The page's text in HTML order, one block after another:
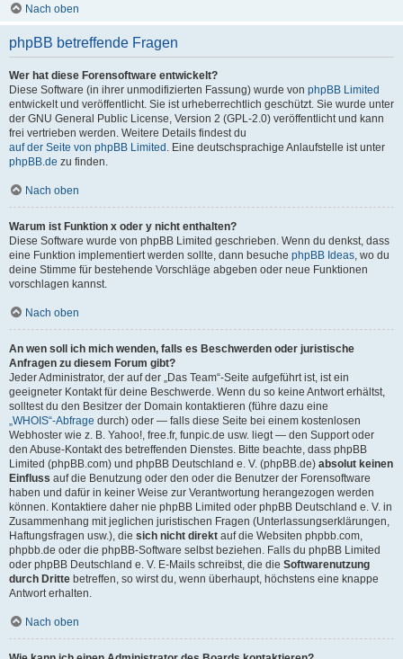
Nach oben
phpBB betreffende Fragen
Wer hat diese Forensoftware entwickelt?
Diese Software (in ihrer unmodifizierten Fassung) wurde von phpBB Limited
entwickelt und veröffentlicht. Sie ist urheberrechtlich geschützt. Sie wurde unter
der GNU General Public License, Version 2 (GPL-2.0) veröffentlicht und kann
frei vertrieben werden. Weitere Details findest du
auf der Seite von phpBB Limited . Eine deutschsprachige Anlaufstelle ist unter
phpBB.de zu finden.
Nach oben
Warum ist Funktion x oder y nicht enthalten?
Diese Software wurde von phpBB Limited geschrieben. Wenn du denkst, dass
eine Funktion implementiert werden sollte, dann besuche phpBB Ideas , wo du
deine Stimme für bestehende Vorschläge abgeben oder neue Funktionen
vorschlagen kannst.
Nach oben
An wen soll ich mich wenden, falls es Beschwerden oder juristische
Anfragen zu diesem Forum gibt?
Jeder Administrator, der auf der „Das Team“-Seite aufgeführt ist, ist ein
geeigneter Kontakt für deine Beschwerde. Wenn du so keine Antwort erhältst,
solltest du den Besitzer der Domain kontaktieren (führe dazu eine
„WHOIS“-Abfrage durch) oder — falls diese Seite bei einem kostenlosen
Webhoster wie z. B. Yahoo!, free.fr, funpic.de usw. liegt — den Support oder
den Abuse-Kontakt des betreffenden Dienstes. Bitte beachte, dass phpBB
Limited (phpBB.com) und phpBB Deutschland e. V. (phpBB.de) absolut keinen
Einfluss auf die Benutzung oder den oder die Benutzer der Forensoftware
haben und dafür in keiner Weise zur Verantwortung herangezogen werden
können. Kontaktiere daher nie phpBB Limited oder phpBB Deutschland e. V. in
Zusammenhang mit jeglichen juristischen Fragen (Unterlassungserklärungen,
Haftungsfragen usw.), die sich nicht direkt auf die Websiten phpbb.com,
phpbb.de oder die phpBB-Software selbst beziehen. Falls du phpBB Limited
oder phpBB Deutschland e. V. E-Mails schreibst, die die Softwarenutzung
durch Dritte betreffen, so wirst du, wenn überhaupt, höchstens eine knappe
Antwort erhalten.
Nach oben